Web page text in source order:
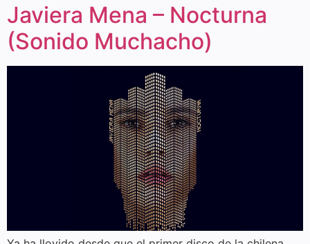
Javiera Mena – Nocturna
(Sonido Muchacho)